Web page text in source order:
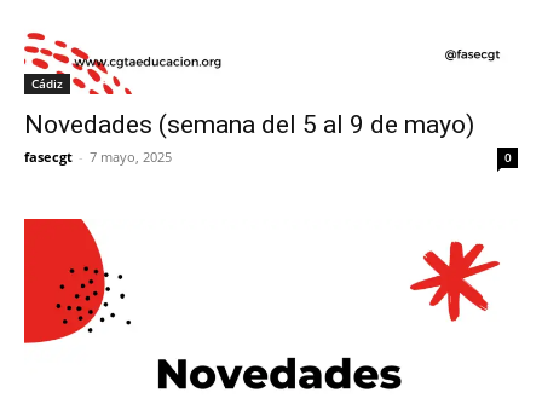
Cádiz
Novedades (semana del 5 al 9 de mayo)
fasecgt - 7 mayo, 2025 0